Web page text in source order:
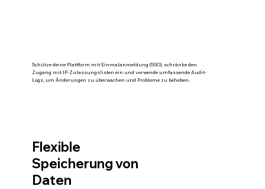
Schütze deine Plattform mit Einmalanmeldung (SSO), schränke den
Zugang mit IP-Zulassungslisten ein und verwende umfassende Audit-
Logs, um Änderungen zu überwachen und Probleme zu beheben.
Flexible
Speicherung von
Daten